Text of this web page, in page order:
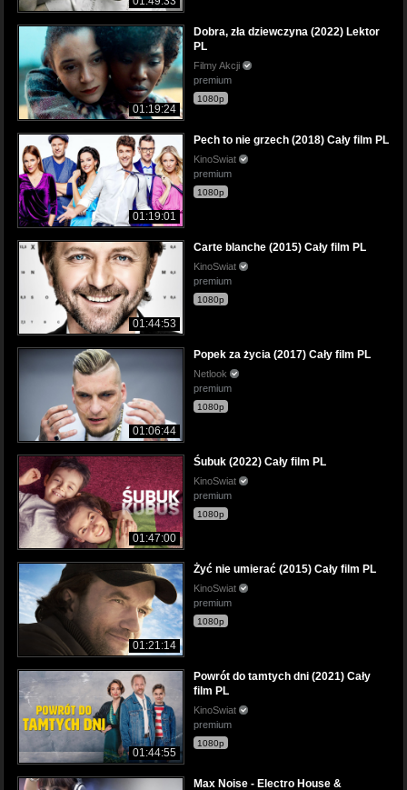
01:19:24
Dobra, zła dziewczyna (2022) Lektor
PL
Filmy Akcji
premium
1080p
01:19:01
Pech to nie grzech (2018) Cały film PL
KinoSwiat
premium
1080p
01:44:53
Carte blanche (2015) Cały film PL
KinoSwiat
premium
1080p
01:06:44
Popek za życia (2017) Cały film PL
Netlook
premium
1080p
01:47:00
Śubuk (2022) Cały film PL
KinoSwiat
premium
1080p
01:21:14
Żyć nie umierać (2015) Cały film PL
KinoSwiat
premium
1080p
01:44:55
Powrót do tamtych dni (2021) Cały
film PL
KinoSwiat
premium
1080p
Max Noise - Electro House &